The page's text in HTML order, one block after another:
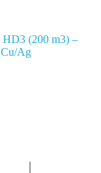
HD3 (200 m3) –
Ag